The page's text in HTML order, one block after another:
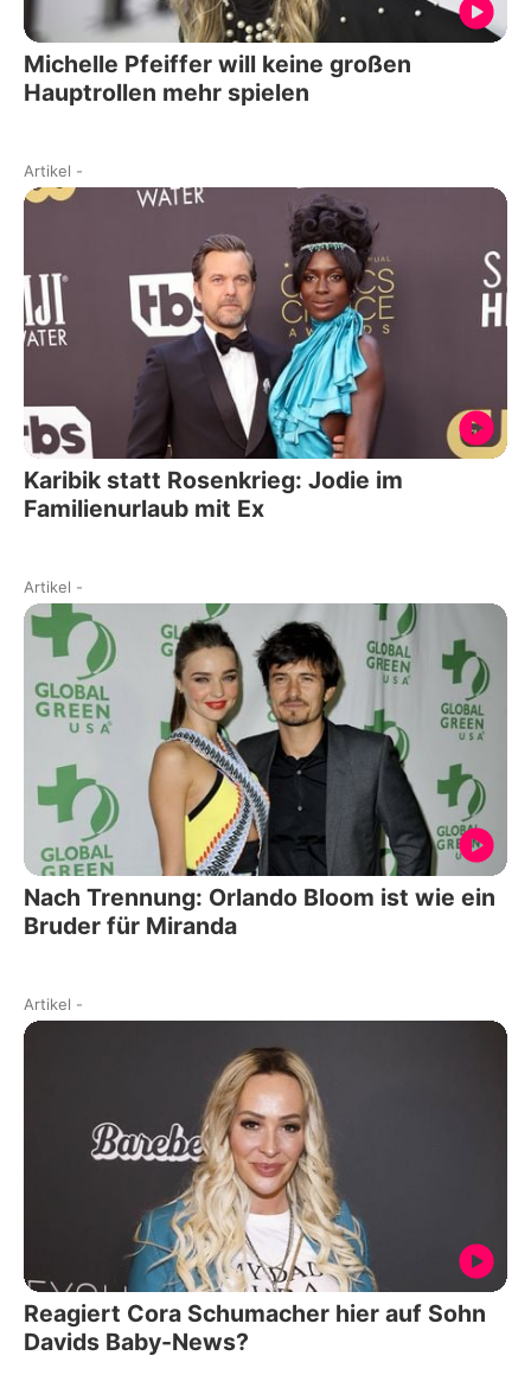
Michelle Pfeiffer will keine großen
Hauptrollen mehr spielen
Artikel -
Karibik statt Rosenkrieg: Jodie im
Familienurlaub mit Ex
Artikel -
Nach Trennung: Orlando Bloom ist wie ein
Bruder für Miranda
Artikel -
Reagiert Cora Schumacher hier auf Sohn
Davids Baby-News?